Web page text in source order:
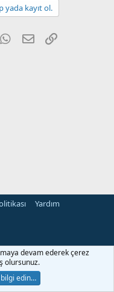
yada kayıt ol.
WhatsApp
E-posta
Yardım
devam ederek çerez
olursunuz.
edin…